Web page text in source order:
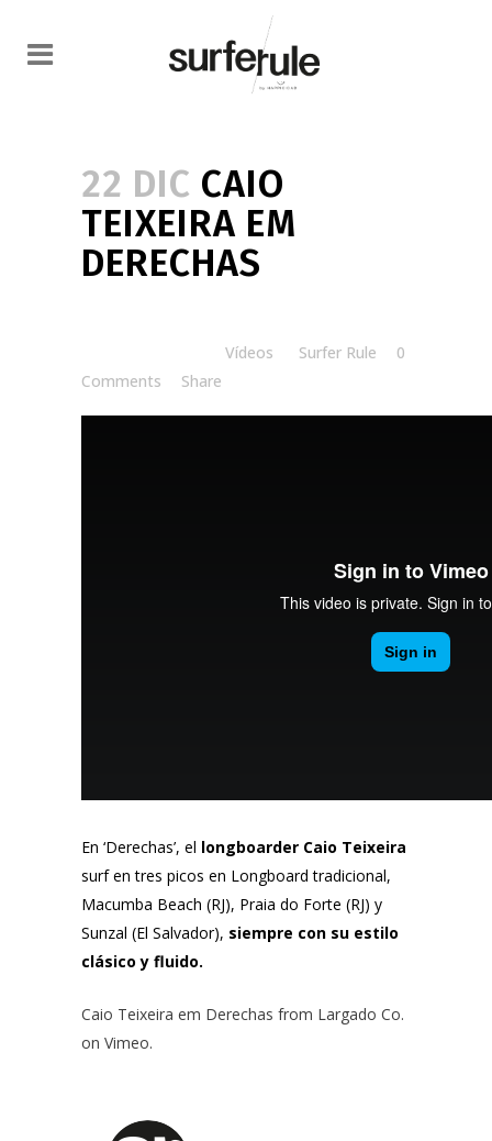
22 DIC CAIO
TEIXEIRA EM
DERECHAS
Vídeos Surfer Rule
0
Comments
Share
En ‘Derechas’, el longboarder Caio Teixeira
surf en tres picos en Longboard tradicional,
Macumba Beach (RJ), Praia do Forte (RJ) y
Sunzal (El Salvador), siempre con su estilo
clásico y fluido.
Caio Teixeira em Derechas from Largado Co.
on Vimeo.